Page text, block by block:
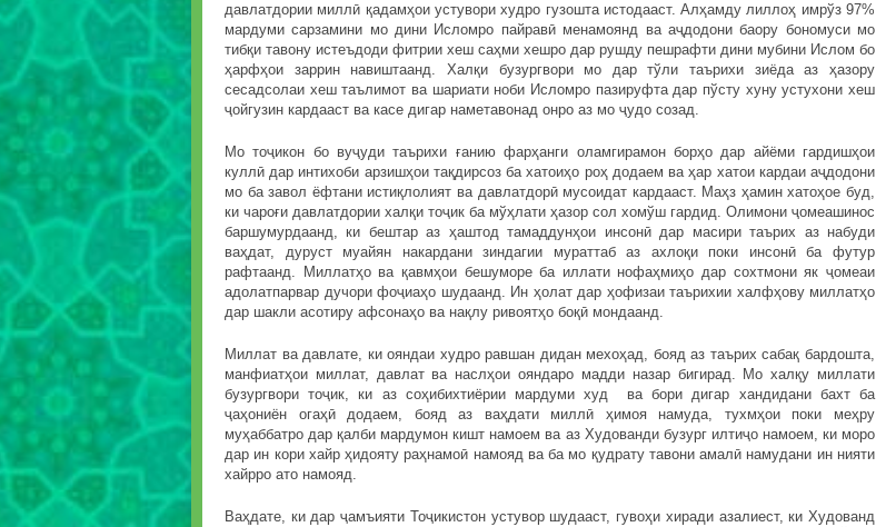
давлатдории миллӣ қадамҳои устувори худро гузошта истодааст. Алҳамду лиллоҳ имрўз 97%
мардуми сарзамини мо дини Исломро пайравӣ менамоянд ва аҷдодони баору бономуси мо
тибқи тавону истеъдоди фитрии хеш саҳми хешро дар рушду пешрафти дини мубини Ислом бо
ҳарфҳои заррин навиштаанд. Халқи бузургвори мо дар тўли таърихи зиёда аз ҳазору
сесадсолаи хеш таълимот ва шариати ноби Исломро пазируфта дар пўсту хуну устухони хеш
ҷойгузин кардааст ва касе дигар наметавонад онро аз мо ҷудо созад.
Мо тоҷикон бо вуҷуди таърихи ғанию фарҳанги оламгирамон борҳо дар айёми гардишҳои
куллӣ дар интихоби арзишҳои тақдирсоз ба хатоиҳо роҳ додаем ва ҳар хатои кардаи аҷдодони
мо ба завол ёфтани истиқлолият ва давлатдорӣ мусоидат кардааст. Маҳз ҳамин хатоҳое буд,
ки чароғи давлатдории халқи тоҷик ба мўҳлати ҳазор сол хомўш гардид. Олимони ҷомеашинос
баршумурдаанд, ки бештар аз ҳаштод тамаддунҳои инсонӣ дар масири таърих аз набуди
ваҳдат, дуруст муайян накардани зиндагии мураттаб аз ахлоқи поки инсонӣ ба футур
рафтаанд. Миллатҳо ва қавмҳои бешуморе ба иллати нофаҳмиҳо дар сохтмони як ҷомеаи
адолатпарвар дучори фоҷиаҳо шудаанд. Ин ҳолат дар ҳофизаи таърихии халфҳову миллатҳо
дар шакли асотиру афсонаҳо ва нақлу ривоятҳо боқӣ мондаанд.
Миллат ва давлате, ки ояндаи худро равшан дидан мехоҳад, бояд аз таърих сабақ бардошта,
манфиатҳои миллат, давлат ва наслҳои ояндаро мадди назар бигирад. Мо халқу миллати
бузургвори тоҷик, ки аз соҳибихтиёрии мардуми худ ва бори дигар хандидани бахт ба
ҷаҳониён огаҳӣ додаем, бояд аз ваҳдати миллӣ ҳимоя намуда, тухмҳои поки меҳру
муҳаббатро дар қалби мардумон кишт намоем ва аз Худованди бузург илтиҷо намоем, ки моро
дар ин кори хайр ҳидояту раҳнамоӣ намояд ва ба мо қудрату тавони амалӣ намудани ин нияти
хайрро ато намояд.
Ваҳдате, ки дар ҷамъияти Тоҷикистон устувор шудааст, гувоҳи хиради азалиест, ки Худованд